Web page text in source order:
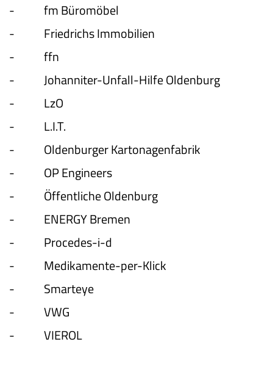
-
fm Büromöbel
-
Friedrichs Immobilien
-
ffn
-
Johanniter-Unfall-Hilfe Oldenburg
-
LzO
-
L.I.T.
-
Oldenburger Kartonagenfabrik
-
OP Engineers
-
Öffentliche Oldenburg
-
ENERGY Bremen
-
Procedes-i-d
-
Medikamente-per-Klick
-
Smarteye
-
VWG
-
VIEROL